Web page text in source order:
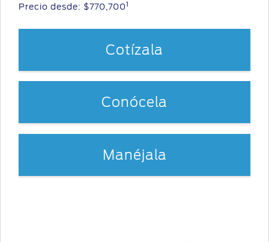
Precio desde: $770,700
Cotízala
Conócela
Manéjala